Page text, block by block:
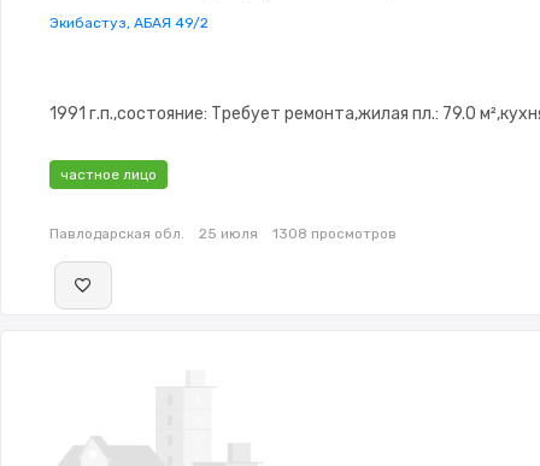
Экибастуз, АБАЯ 49/2
1991 г.п.,состояние: Требует ремонта,жилая пл.: 79.0
частное лицо
Павлодарская обл. 25 июля 1308 просмотров